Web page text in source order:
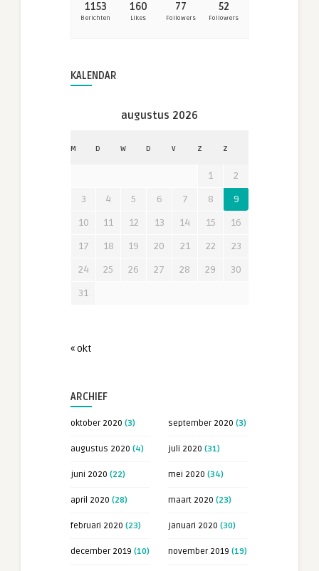
1153
Berichten
160
Likes
77
Followers
52
Followers
KALENDAR
augustus 2026
M D W D V Z Z
1
2
3
4 5 6 7 8
9
10
11 12 13 14 15
16
17
18 19 20 21 22
23
24
25 26 27 28 29
30
31
« okt
ARCHIEF
oktober 2020 (3) september 2020 (3)
augustus 2020 (4) juli 2020 (31)
juni 2020 (22) mei 2020 (34)
april 2020 (28) maart 2020 (23)
februari 2020 (23) januari 2020 (30)
december 2019 (10) november 2019 (19)